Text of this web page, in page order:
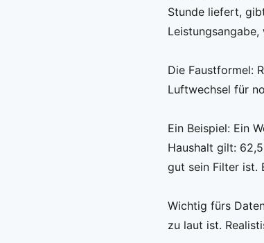
Stunde liefert,
Die Faustformel:
Luftwechsel für
Ein Beispiel: Ein
Haushalt gilt:
gut sein Filter ist.
Wichtig fürs
zu laut ist.